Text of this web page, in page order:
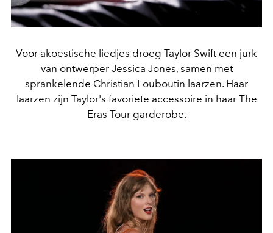
Voor akoestische liedjes droeg Taylor Swift een jurk
van ontwerper Jessica Jones, samen met
sprankelende Christian Louboutin laarzen. Haar
laarzen zijn Taylor's favoriete accessoire in haar The
Eras Tour garderobe.